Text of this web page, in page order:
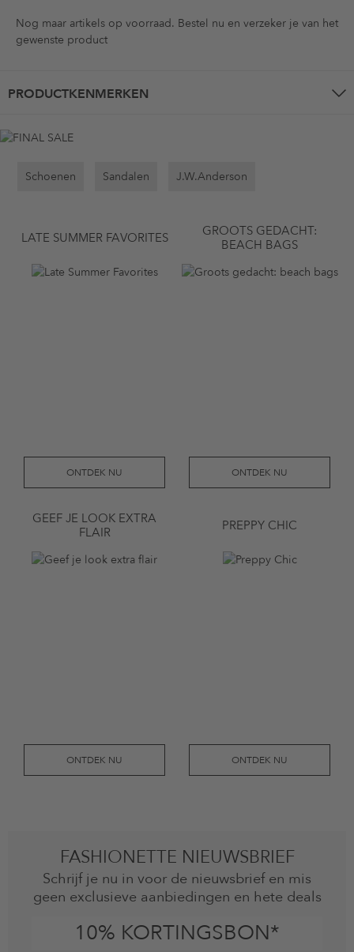
Nog maar artikels op voorraad. Bestel nu en verzeker je van het
gewenste product
PRODUCTKENMERKEN
Schoenen Sandalen J.W.Anderson
LATE SUMMER FAVORITES
ONTDEK NU
GROOTS GEDACHT:
BEACH BAGS
ONTDEK NU
GEEF JE LOOK EXTRA
FLAIR
ONTDEK NU
PREPPY CHIC
ONTDEK NU
FASHIONETTE NIEUWSBRIEF
Schrijf je nu in voor de nieuwsbrief en mis
geen exclusieve aanbiedingen en hete deals
10% KORTINGSBON*